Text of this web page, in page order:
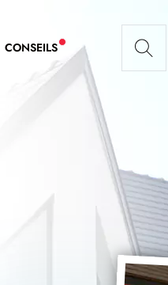
CONSEILS NOUVEAUX ARTICLES